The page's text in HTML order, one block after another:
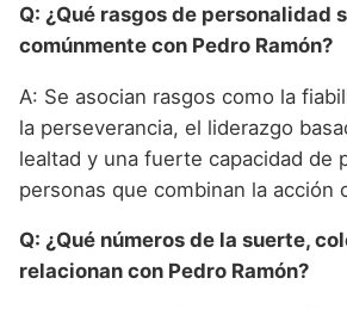
Q: ¿Qué rasgos de personalidad
comúnmente con Pedro Ramón?
A: Se asocian rasgos como la
la perseverancia, el liderazgo
lealtad y una fuerte capacidad de
personas que combinan la acción
Q: ¿Qué números de la suerte,
relacionan con Pedro Ramón?